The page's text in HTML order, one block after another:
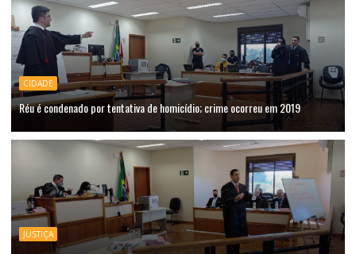
CIDADE
Réu é condenado por tentativa de homicídio; crime ocorreu em 2019
JUSTIÇA